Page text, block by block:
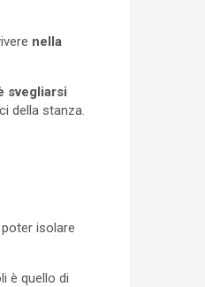
nella
svegliarsi
della stanza.
isolare
è quello di